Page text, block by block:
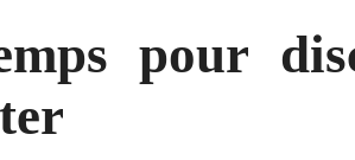
pour